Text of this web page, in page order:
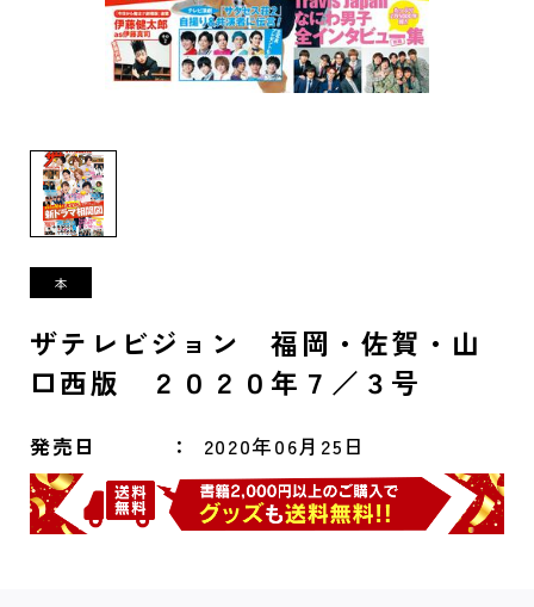
ザテレビジョン 福岡・佐賀・山
口西版 ２０２０年７／３号
発売日 2020年06月25日